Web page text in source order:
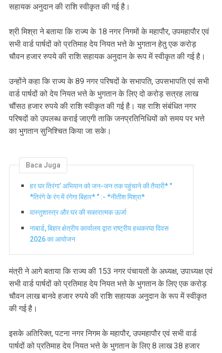
सहायक अनुदान की राशि स्वीकृत की गई है।
श्री मिश्रा ने बताया कि राज्य के 18 नगर निगमों के महापौर, उपमहापौर एवं
सभी वार्ड पार्षदों को प्रतिमाह देय नियत भत्ते के भुगतान हेतु एक करोड़
चौवन हजार रुपये की राशि सहायक अनुदान के रूप में स्वीकृत की गई है।
उन्होंने कहा कि राज्य के 89 नगर परिषदों के सभापति, उपसभापति एवं सभी
वार्ड पार्षदों को देय नियत भत्ते के भुगतान के लिए दो करोड़ सत्रह लाख
चौंसठ हजार रुपये की राशि स्वीकृत की गई है। यह राशि संबंधित नगर
परिषदों को उपलब्ध कराई जाएगी ताकि जनप्रतिनिधियों को समय पर भत्ते
का भुगतान सुनिश्चित किया जा सके।
Baca Juga
हर घर तिरंगा’ अभियान को जन-जन तक पहुंचाने की तैयारी* "
*तिरंगे के रंग में रंगेगा बिहार* " :- *नीतीश मिश्रा*
वास्तुशास्त्र और घर की सकारात्मक ऊर्जा
नाबार्ड, बिहार क्षेत्रीय कार्यालय द्वारा राष्ट्रीय हथकरघा दिवस
2026 का आयोजन
मंत्री ने आगे बताया कि राज्य की 153 नगर पंचायतों के अध्यक्ष, उपाध्यक्ष एवं
सभी वार्ड पार्षदों को प्रतिमाह देय नियत भत्ते के भुगतान के लिए एक करोड़
चौवन लाख बानवे हजार रुपये की राशि सहायक अनुदान के रूप में स्वीकृत
की गई है।
इसके अतिरिक्त, पटना नगर निगम के महापौर, उपमहापौर एवं सभी वार्ड
पार्षदों को प्रतिमाह देय नियत भत्ते के भुगतान के लिए 8 लाख 38 हजार